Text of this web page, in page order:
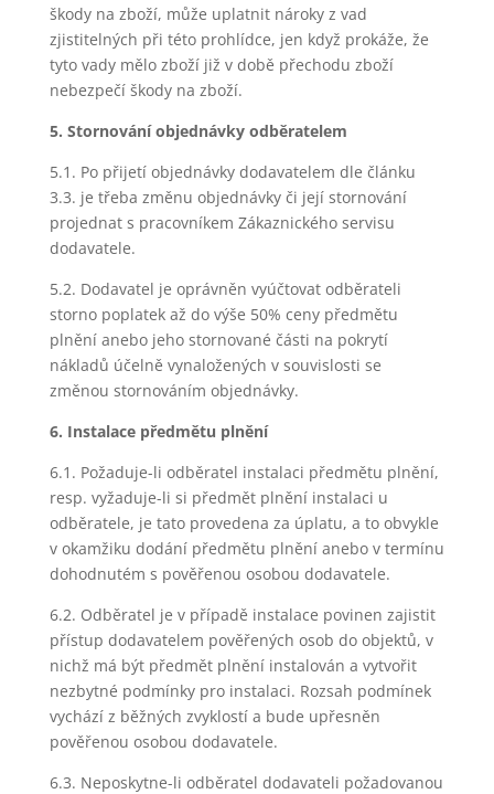
škody na zboží, může uplatnit nároky z vad
zjistitelných při této prohlídce, jen když prokáže, že
tyto vady mělo zboží již v době přechodu zboží
nebezpečí škody na zboží.
5. Stornování objednávky odběratelem
5.1. Po přijetí objednávky dodavatelem dle článku
3.3. je třeba změnu objednávky či její stornování
projednat s pracovníkem Zákaznického servisu
dodavatele.
5.2. Dodavatel je oprávněn vyúčtovat odběrateli
storno poplatek až do výše 50% ceny předmětu
plnění anebo jeho stornované části na pokrytí
nákladů účelně vynaložených v souvislosti se
změnou stornováním objednávky.
6. Instalace předmětu plnění
6.1. Požaduje-li odběratel instalaci předmětu plnění,
resp. vyžaduje-li si předmět plnění instalaci u
odběratele, je tato provedena za úplatu, a to obvykle
v okamžiku dodání předmětu plnění anebo v termínu
dohodnutém s pověřenou osobou dodavatele.
6.2. Odběratel je v případě instalace povinen zajistit
přístup dodavatelem pověřených osob do objektů, v
nichž má být předmět plnění instalován a vytvořit
nezbytné podmínky pro instalaci. Rozsah podmínek
vychází z běžných zvyklostí a bude upřesněn
pověřenou osobou dodavatele.
6.3. Neposkytne-li odběratel dodavateli požadovanou